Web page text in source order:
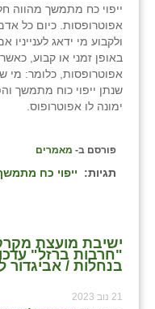
ייפוי כח מתמשך מהווה
אפוטרופסות. כיום כל
ולקבוע מי ידאג
באופן זמני או קבוע,
אפוטרופסות, כלומר: מי
שנתן ייפוי כוח מתמשך
ימונה לו אפוטרופוס.
פורסם ב- מאמרים
תגיות: ייפוי כח
ישיבת מועצת
"חרבות ברזל"
בנחלות / אביגדור
21 נוב 2023